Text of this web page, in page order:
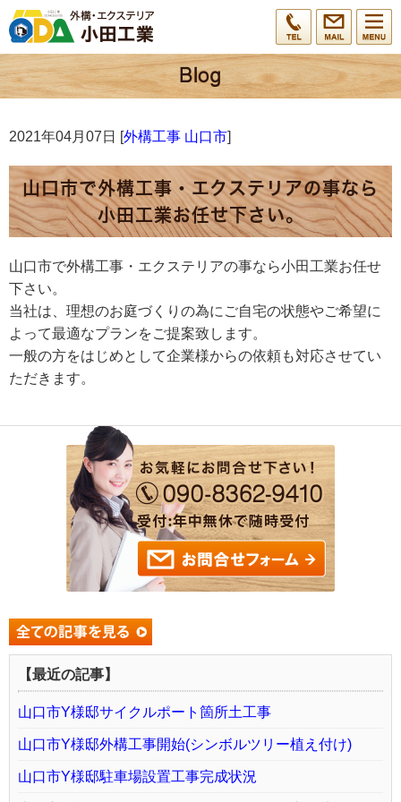
2021年04月07日 [外構工事 山口市]
山口市で外構工事・エクステリアの事なら
小田工業お任せ下さい。
山口市で外構工事・エクステリアの事なら小田工業お任せ
下さい。
当社は、理想のお庭づくりの為にご自宅の状態やご希望に
よって最適なプランをご提案致します。
一般の方をはじめとして企業様からの依頼も対応させてい
ただきます。
【最近の記事】
山口市Y様邸サイクルポート箇所土工事
山口市Y様邸外構工事開始(シンボルツリー植え付け)
山口市Y様邸駐車場設置工事完成状況